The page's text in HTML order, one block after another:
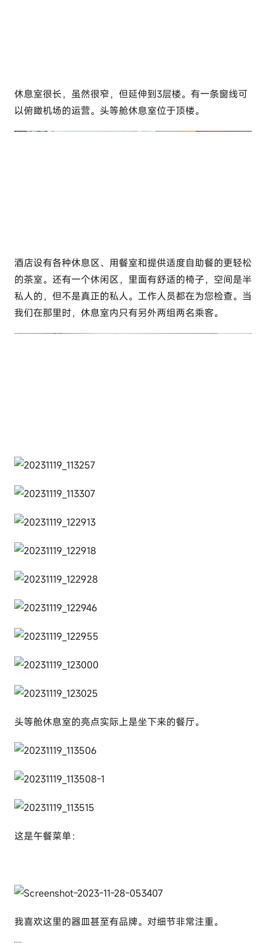
休息室很长，虽然很窄，但延伸到3层楼。有一条窗线可
以俯瞰机场的运营。头等舱休息室位于顶楼。
酒店设有各种休息区、用餐室和提供适度自助餐的更轻松
的茶室。还有一个休闲区，里面有舒适的椅子，空间是半
私人的，但不是真正的私人。工作人员都在为您检查。当
我们在那里时，休息室内只有另外两组两名乘客。
头等舱休息室的亮点实际上是坐下来的餐厅。
这是午餐菜单：
我喜欢这里的器皿甚至有品牌。对细节非常注重。